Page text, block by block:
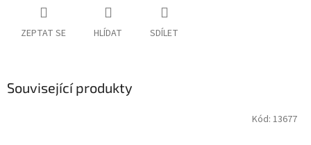
ZEPTAT SE HLÍDAT SDÍLET
Související produkty
Kód: 13677